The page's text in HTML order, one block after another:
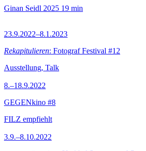
Ginan Seidl 2025 19 min
23.9.2022–8.1.2023
Rekapitulieren: Fotograf Festival #12
Ausstellung, Talk
8.–18.9.2022
GEGENkino #8
FILZ empfiehlt
3.9.–8.10.2022